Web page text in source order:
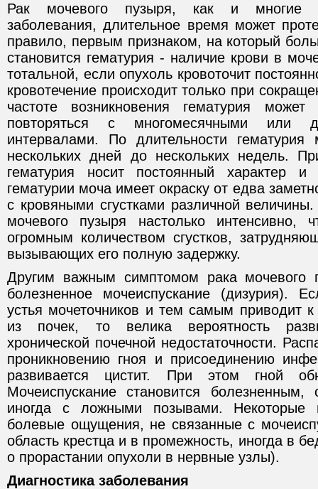
Рак мочевого пузыря, как и многие
заболевания, длительное время может
правило, первым признаком, на который
становится гематурия - наличие крови в
тотальной, если опухоль кровоточит
кровотечение происходит только при
частоте возникновения гематурия может
повторяться с многомесячными или
интервалами. По длительности гематурия
нескольких дней до нескольких недель.
гематурия носит постоянный характер
гематурии моча имеет окраску от едва
с кровяными сгустками различной
мочевого пузыря настолько интенсивно,
огромным количеством сгустков,
вызывающих его полную задержку.
Другим важным симптомом рака мочевого
болезненное мочеиспускание (дизурия).
устья мочеточников и тем самым приводит
из почек, то велика вероятность
хронической почечной недостаточности.
проникновению гноя и присоединению
развивается цистит. При этом гной
Мочеиспускание становится
иногда с ложными позывами. Некоторые
болевые ощущения, не связанные с
область крестца и в промежность, иногда в
о прорастании опухоли в нервные узлы).
Диагностика заболевания